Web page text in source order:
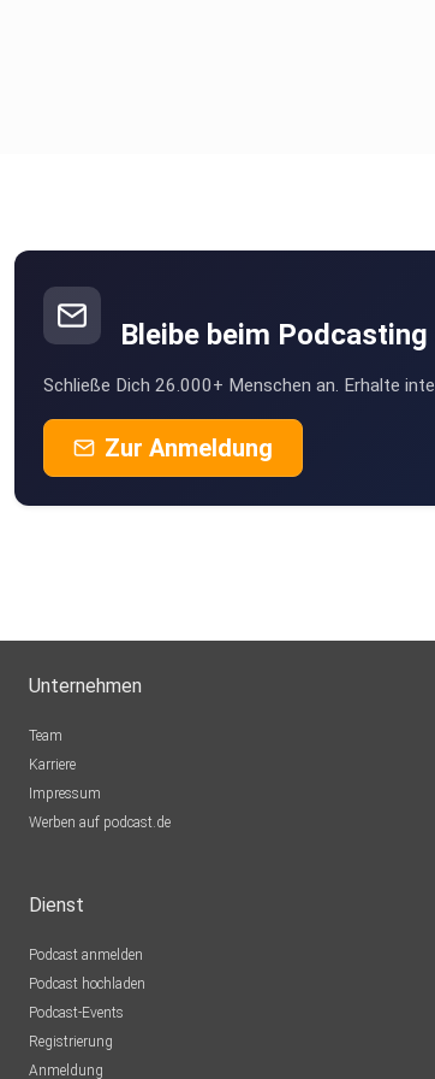
Bleibe beim
Schließe Dich 26.000+ Menschen an. Erhalte
Zur Anmeldung
Unternehmen
Team
Karriere
Impressum
Werben auf podcast.de
Dienst
Podcast anmelden
Podcast hochladen
Podcast-Events
Registrierung
Anmeldung